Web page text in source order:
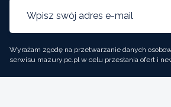
Wyrażam zgodę na przetwarzanie danych
serwisu mazury.pc.pl w celu przesłania ofert i